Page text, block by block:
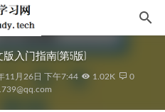
文版入门指南(第5版)
11月26日 下午7:44 1.02K
0